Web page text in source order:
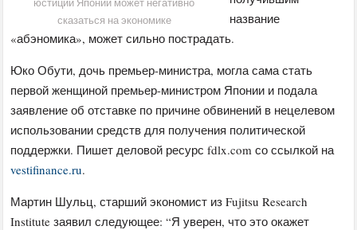
сказаться на экономике
название
«абэномика», может сильно пострадать.
Юко Обути, дочь премьер-министра, могла сама стать
первой женщиной премьер-министром Японии и подала
заявление об отставке по причине обвинений в нецелевом
использовании средств для получения политической
поддержки. Пишет деловой ресурс fdlx.com со ссылкой на
vestifinance.ru.
Мартин Шульц, старший экономист из Fujitsu Research
Institute заявил следующее: “Я уверен, что это окажет